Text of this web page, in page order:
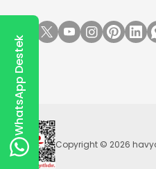
Copyright © 2026
WhatsApp Destek